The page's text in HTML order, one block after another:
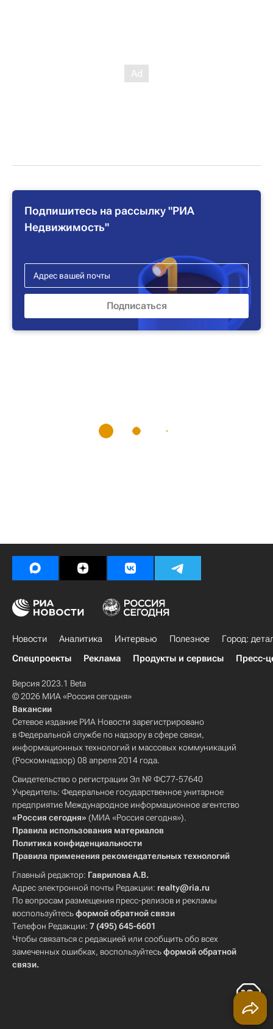
Подпишитесь на рассылку "РИА
Недвижимость"
Новости Аналитика Интервью Полезное
Город:
Спецпроекты
Реклама Продукты и сервисы Пресс-
Версия 2023.1 Beta
© 2026 МИА «Россия сегодня»
Вакансии
Сетевое издание РИА Новости зарегистрировано
в Федеральной службе по надзору в сфере связи,
информационных технологий и массовых коммуникаций
(Роскомнадзор) 08 апреля 2014 года.
Свидетельство о регистрации Эл № ФС77-57640
Учредитель: Федеральное государственное унитарное
предприятие Международное информационное агентство
«Россия сегодня» (МИА «Россия сегодня»).
Правила использования материалов
Политика конфиденциальности
Правила применения рекомендательных технологий
Главный редактор: Гаврилова А.В.
Адрес электронной почты Редакции: realty@ria.ru
По вопросам размещения пресс-релизов и рекламы
воспользуйтесьформой обратной связи
Телефон Редакции: 7 (495) 645-6601
Чтобы связаться с редакцией или сообщить обо всех
замеченных ошибках, воспользуйтесьформой обратной
связи.